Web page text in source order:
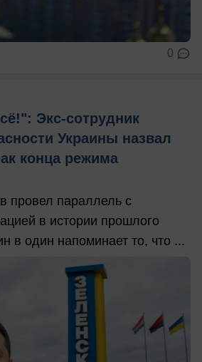
0
Экс-сотрудник
Украины назвал
конца режима
провел параллель с
в истории прошлого
в один напоминает то, что ...